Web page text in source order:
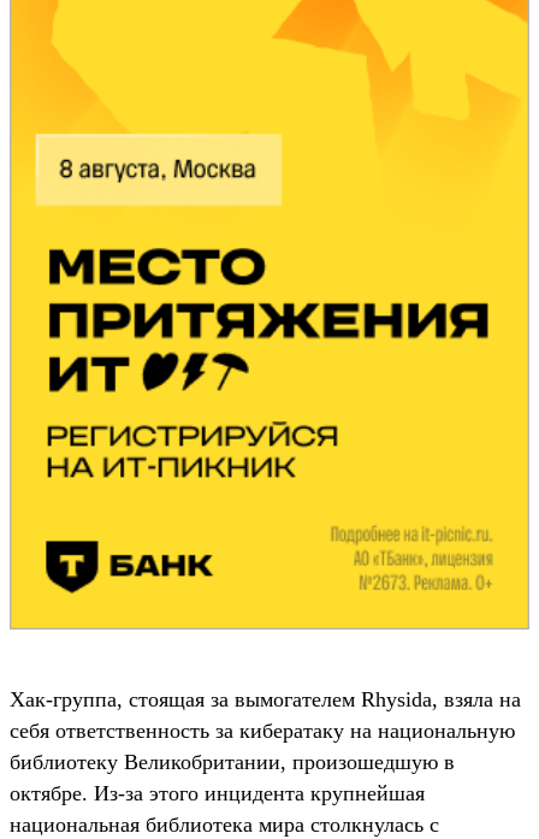
Хак-группа, стоящая за вымогателем Rhysida, взяла на
себя ответственность за кибератаку на национальную
библиотеку Великобритании, произошедшую в
октябре. Из-за этого инцидента крупнейшая
национальная библиотека мира столкнулась с